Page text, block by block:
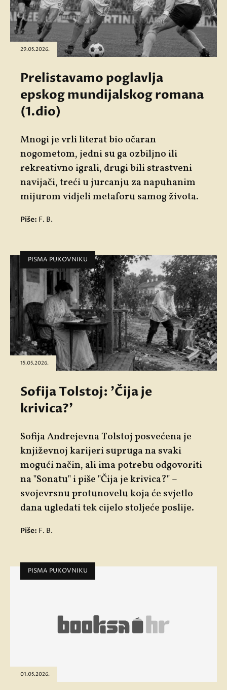
29.05.2026.
Prelistavamo poglavlja
epskog mundijalskog romana
(1.dio)
Mnogi je vrli literat bio očaran
nogometom, jedni su ga ozbiljno ili
rekreativno igrali, drugi bili strastveni
navijači, treći u jurcanju za napuhanim
mijurom vidjeli metaforu samog života.
Piše: F. B.
PISMA PUKOVNIKU
15.05.2026.
Sofija Tolstoj: 'Čija je
krivica?'
Sofija Andrejevna Tolstoj posvećena je
književnoj karijeri supruga na svaki
mogući način, ali ima potrebu odgovoriti
na "Sonatu"i piše "Čija je krivica?"–
svojevrsnu protunovelu koja će svjetlo
dana ugledati tek cijelo stoljeće poslije.
Piše: F. B.
PISMA PUKOVNIKU
01.05.2026.